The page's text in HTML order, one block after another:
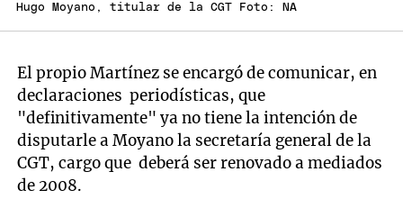
Hugo Moyano, titular de la CGT Foto: NA
El propio Martínez se encargó de comunicar, en
declaraciones periodísticas, que
"definitivamente" ya no tiene la intención de
disputarle a Moyano la secretaría general de la
CGT, cargo que deberá ser renovado a mediados
de 2008.